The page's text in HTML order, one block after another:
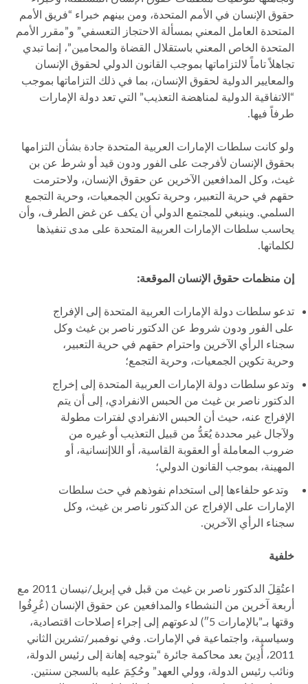
حقوق الإنسان في الأمم المتحدة، ومن بينهم خبراء “فريق الأمم
المتحدة العامل المعني بمسألة الاحتجاز التعسفي” و”مقرر الأمم
المتحدة الخاص المعني باستقلال القضاة والمحامين”، إنما تبدي
تجاهلاً تاماً لالتزاماتها بموجب القانون الدولي لحقوق الإنسان
والمعايير الدولية لحقوق الإنسان، بما في ذلك التزاماتها بموجب
“الاتفاقية الدولية لمناهضة التعذيب” التي تعد دولة الإمارات
طرفاً فيها.
ولو كانت سلطات الإمارات العربية المتحدة جادة بشأن التزامها
بحقوق الإنسان لأفرجت على الفور ودون قيد أو شرط عن بن
غيث، وكل المدافعين الآخرين عن حقوق الإنسان، ولاحترمت
حقهم في حرية التعبير، وحرية تكوين الجمعيات، وحرية التجمع
السلمي. وينبغي للمجتمع الدولي أن يكف عن غض الطرف، وأن
يحاسب سلطات الإمارات العربية المتحدة على مدى تنفيذها
لكلماتها.
إن منظمات حقوق الإنسان الموقعة:
تدعو سلطات دولة الإمارات العربية المتحدة إلى الإفراج
على الفور ودون شروط عن الدكتور ناصر بن غيث وكل
سجناء الرأي الآخرين واحترام حقهم في حرية التعبير،
وحرية تكوين الجمعيات، وحرية التجمع؛
وتدعو سلطات دولة الإمارات العربية المتحدة إلى إخراج
الدكتور ناصر بن غيث من الحبس الانفرادي، إلى أن يتم
الإفراج عنه، حيث أن الحبس الانفرادي لفترات مطولة
ولآجال غير محددة يُعَدُّ من قبيل التعذيب أو غيره من
ضروب المعاملة أو العقوبة القاسية، أو اللاإنسانية، أو
المهينة، بموجب القانون الدولي؛
وتدعو حلفاءها إلى استخدام نفوذهم في حث سلطات
الإمارات على الإفراج عن الدكتور ناصر بن غيث، وكل
سجناء الرأي الآخرين.
خلفية
اعتُقِلَ الدكتور ناصر بن غيث من قبل في إبريل/نيسان 2011 مع
أربعة آخرين من النشطاء والمدافعين عن حقوق الإنسان (عُرِفُوا
وقتها بـ”بالإمارات 5″) لدعوتهم إلى إجراء إصلاحات اقتصادية،
وسياسية، واجتماعية في الإمارات. وفي نوفمبر/تشرين الثاني
2011، أُدِينَ بعد محاكمة جائرة “بتوجيه إهانة إلى رئيس الدولة،
ونائب رئيس الدولة، وولي العهد” وحُكِمَ عليه بالسجن سنتين.